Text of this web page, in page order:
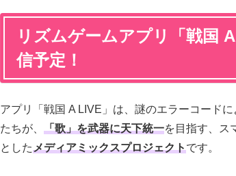
リズムゲームアプリ「戦国
信予定！
アプリ「戦国 A LIVE」は、謎のエラーコード
たちが、 「歌」を武器に天下統一を目指す、ス
としたメディアミックスプロジェクトです。